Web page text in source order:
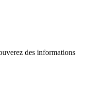
des informations